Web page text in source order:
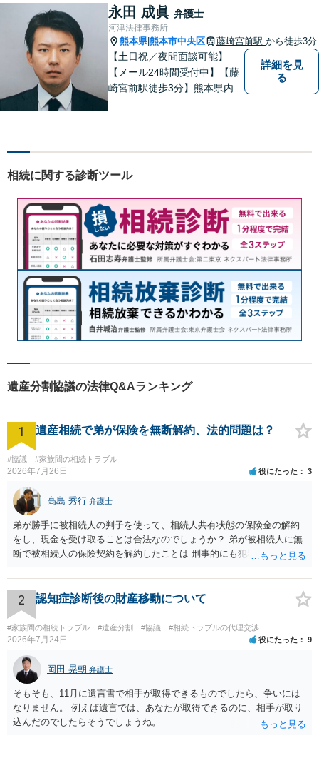
ださい。【熊本市中心部】地
域に密着した町医者みたいな
弁護士です。
永田 成眞 弁護士
河津法律事務所
熊本県|熊本市中央区 藤崎宮前駅 から徒歩3分
【土日祝／夜間面談可能】
【メール24時間受付中】【藤
崎宮前駅徒歩3分】熊本県内及
の方の契約関係トラブルまで
ます。お気軽にご相談くださ
い。
詳細を見
る
相続に関する診断ツール
遺産分割協議の法律Q&Aランキング
1 遺産相続で弟が保険を無断解約、法的問題は？
#協議 #家族間の相続トラブル
2026年7月26日 役にたった 3
高島 秀行 弁護士
弟が勝手に被相続人の判子を使って、相続人共有状態の保険金の解約
をし、現金を受け取ることは合法なのでしょうか？ 弟が被相続人に無
断で被相続人の保険契約を解約したことは 刑事的にも犯罪となる可能
された書類のコピーを取得して、弁護士に面談で詳しい事情を話して
相談 されたら良いと思います。
2 認知症診断後の財産移動について
#家族間の相続トラブル #遺産分割 #協議 #相続トラブルの代理交渉
2026年7月24日 役にたった 9
岡田 晃朝 弁護士
そもそも、11月に遺言書で相手が取得できるものでしたら、争いには
なりません。 例えば遺言では、あなたが取得できるのに、相手が取り
込んだのでしたらそうでしょうね。